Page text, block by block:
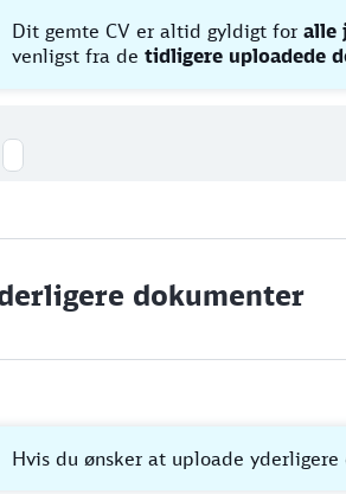
Dit gemte CV er altid gyldigt for alle
venligst fra de tidligere uploadede
dokumenter
Hvis du ønsker at uploade